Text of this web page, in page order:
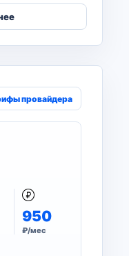
провайдера
950
₽/мес